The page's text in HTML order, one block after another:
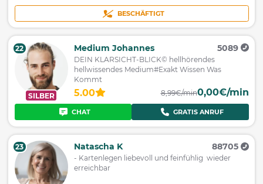
BESCHÄFTIGT
SILBER
22 Medium Johannes 5089
DEIN KLARSICHT-BLICK© hellhörendes
hellwissendes Medium#Exakt Wissen Was
Kommt
5.00 8,99€/min0,00€/min
CHAT GRATIS ANRUF
23 Natascha K 88705
- Kartenlegen liebevoll und feinfühlig wieder
erreichbar